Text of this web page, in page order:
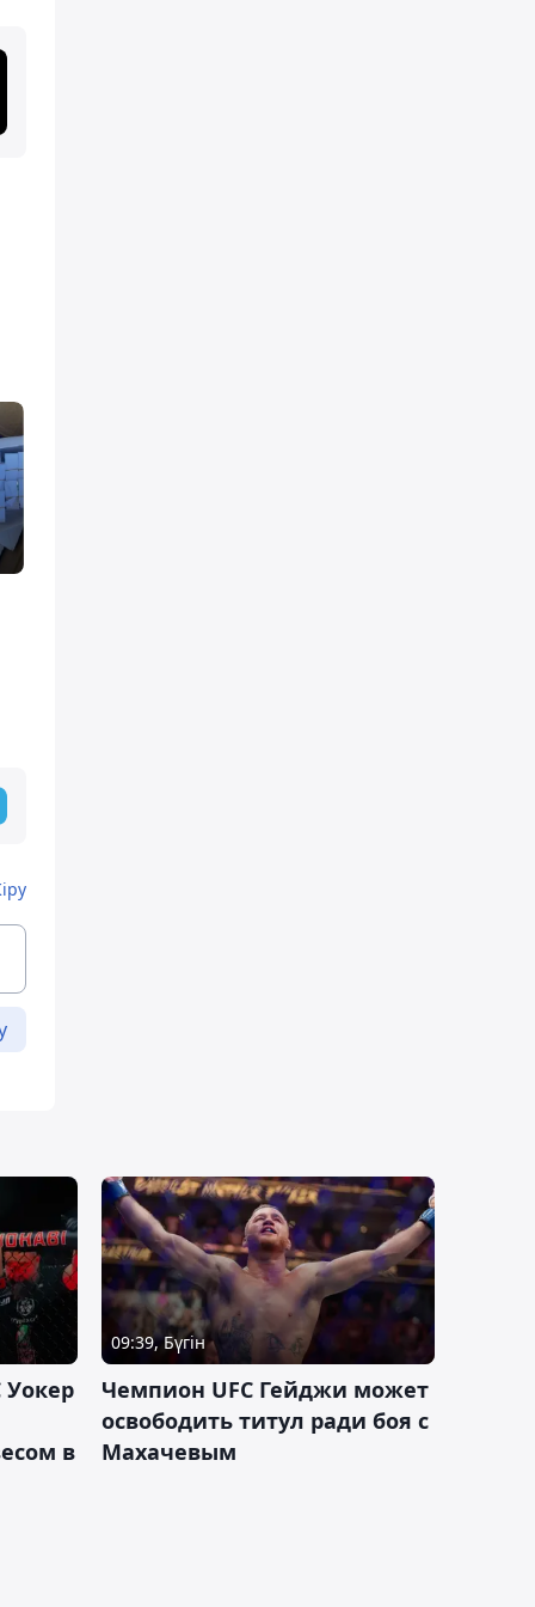
Уокер
в
09:39, Бүгін
Чемпион UFC Гейджи может
освободить титул ради боя с
Махачевым